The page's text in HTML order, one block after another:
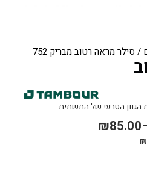
/ סילר מראה רטוב מבריק 752
הגוון הטבעי של התשתית
₪85.00
₪